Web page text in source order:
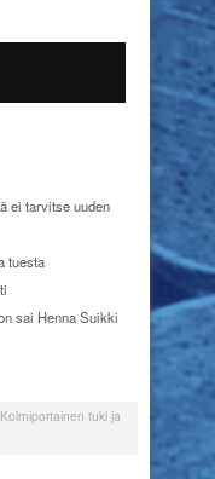
ei tarvitse uuden
tuesta
sai Henna Suikki
Kolmiportainen tuki ja